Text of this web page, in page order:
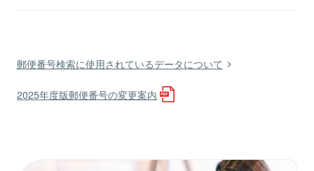
郵便番号検索に使用されているデータについて
2025年度版郵便番号の変更案内